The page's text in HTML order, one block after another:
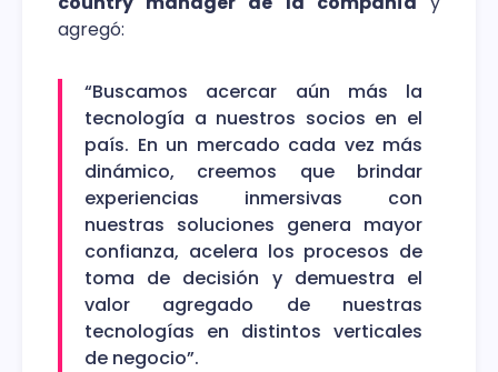
agregó:
“Buscamos acercar aún más la
tecnología a nuestros socios en el
país. En un mercado cada vez más
dinámico, creemos que brindar
experiencias inmersivas con
nuestras soluciones genera mayor
confianza, acelera los procesos de
toma de decisión y demuestra el
valor agregado de nuestras
tecnologías en distintos verticales
de negocio”.